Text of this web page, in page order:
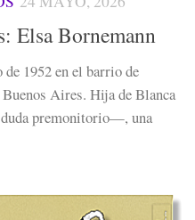
Elsa Bornemann
1952 en el barrio de
Aires. Hija de Blanca
premonitorio—, una